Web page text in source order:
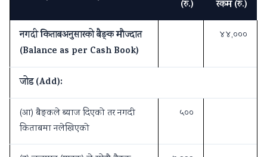
(रु.)
रकम (रु.)
नगदी किताबअनुसारको बैङ्क मौज्दात
(Balance as per Cash Book)
४४,०००
जोड (Add):
(आ) बैङ्कले ब्याज दिएको तर नगदी
किताबमा नलेखिएको
५००